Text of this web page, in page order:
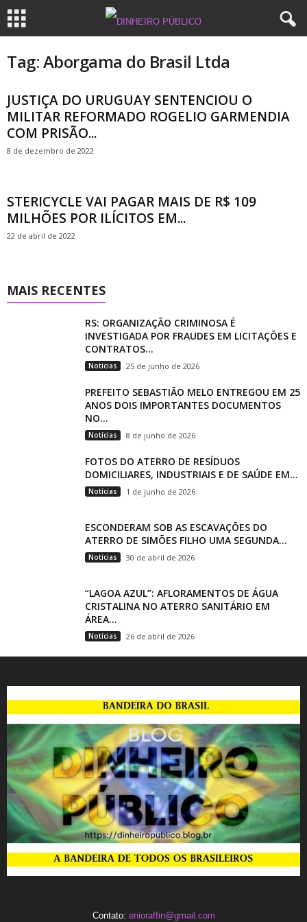
Tag: Aborgama do Brasil Ltda
JUSTIÇA DO URUGUAY SENTENCIOU O
MILITAR REFORMADO ROGELIO GARMENDIA
COM PRISÃO...
8 de dezembro de 2022
STERICYCLE VAI PAGAR MAIS DE R$ 109
MILHÕES POR ILÍCITOS EM...
22 de abril de 2022
MAIS RECENTES
RS: ORGANIZAÇÃO CRIMINOSA É
INVESTIGADA POR FRAUDES EM LICITAÇÕES E
CONTRATOS...
Notícias 25 de junho de 2026
PREFEITO SEBASTIÃO MELO ENTREGOU EM 25
ANOS DOIS IMPORTANTES DOCUMENTOS
NO...
Notícias 8 de junho de 2026
FOTOS DO ATERRO DE RESÍDUOS
DOMICILIARES, INDUSTRIAIS E DE SAÚDE EM...
Notícias 1 de junho de 2026
ESCONDERAM SOB AS ESCAVAÇÕES DO
ATERRO DE SIMÕES FILHO UMA SEGUNDA...
Notícias 30 de abril de 2026
“LAGOA AZUL”: AFLORAMENTOS DE ÁGUA
CRISTALINA NO ATERRO SANITÁRIO EM
ÁREA...
Notícias 26 de abril de 2026
Contato: enioraffin@gmail.com